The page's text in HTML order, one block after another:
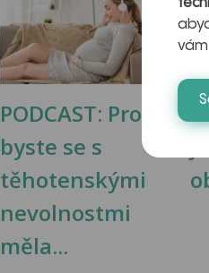
PODCAST: Proč
byste se s
těhotenskými
nevolnostmi
měla...